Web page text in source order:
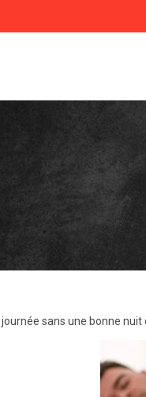
journée sans une bonne